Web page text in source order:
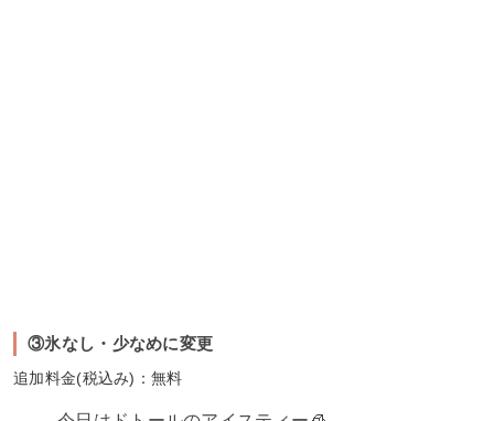
③氷なし・少なめに変更
追加料金(税込み)：無料